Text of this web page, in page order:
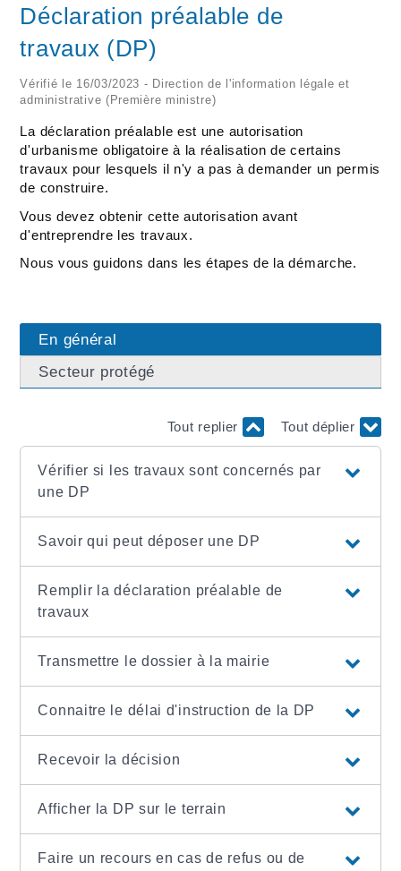
Déclaration préalable de
travaux (DP)
Vérifié le 16/03/2023 - Direction de l'information légale et
administrative (Première ministre)
La déclaration préalable est une autorisation
d'urbanisme obligatoire à la réalisation de certains
travaux pour lesquels il n'y a pas à demander un permis
de construire.
Vous devez obtenir cette autorisation avant
d'entreprendre les travaux.
Nous vous guidons dans les étapes de la démarche.
En général
Secteur protégé
Tout replier Tout déplier
Vérifier si les travaux sont concernés par
une DP
Savoir qui peut déposer une DP
Remplir la déclaration préalable de
travaux
Transmettre le dossier à la mairie
Connaitre le délai d'instruction de la DP
Recevoir la décision
Afficher la DP sur le terrain
Faire un recours en cas de refus ou de